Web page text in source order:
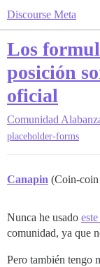
Discourse Meta
Los
posición
oficial
Comunidad
placeholder-forms
Canapin (Coin-
Nunca he usado
comunidad, ya que
Pero también tengo